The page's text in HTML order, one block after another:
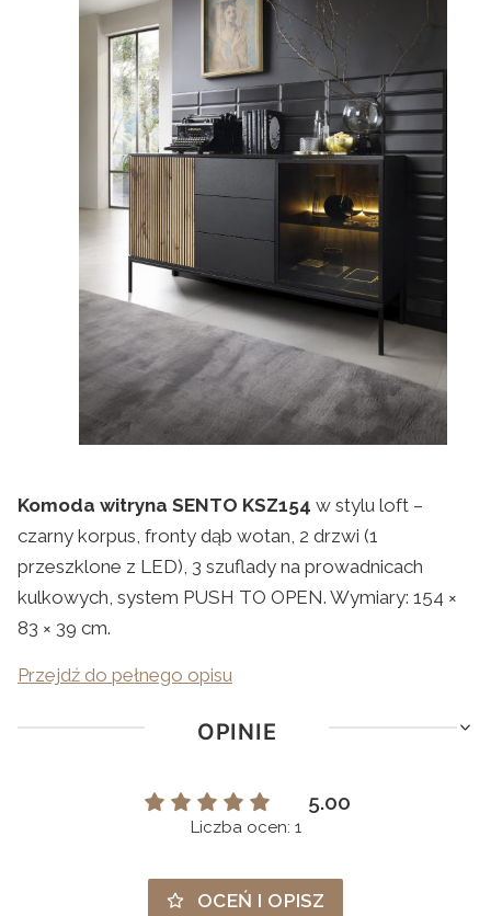
Komoda witryna SENTO KSZ154 w stylu loft –
czarny korpus, fronty dąb wotan, 2 drzwi (1
przeszklone z LED), 3 szuflady na prowadnicach
kulkowych, system PUSH TO OPEN. Wymiary: 154 ×
83 × 39 cm.
Przejdź do pełnego opisu
OPINIE
5.00
Liczba ocen: 1
OCEŃ I OPISZ